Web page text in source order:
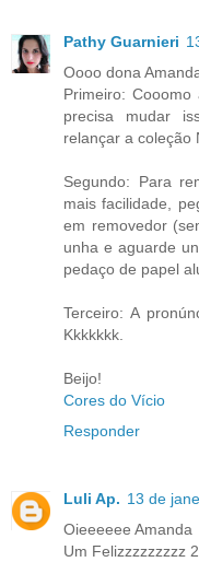
Pathy Guarnieri
Oooo dona
Primeiro: Cooomo
precisa mudar
relançar a coleção
Segundo: Para
mais facilidade,
em removedor
unha e aguarde
pedaço de papel
Terceiro: A
Kkkkkkk.
Beijo!
Cores do Vício
Responder
Luli Ap. 13 de
Oieeeeee Amanda
Um Felizzzzzzzzz